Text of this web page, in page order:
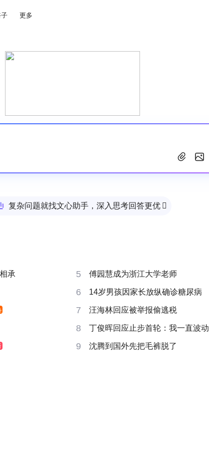
更多
复杂问题就找文心助手，深入思考回答更优 
承 5 傅园慧成为浙江大学老师
6 14岁男孩因家长放纵确诊糖尿病
7 汪海林回应被举报偷逃税
8 丁俊晖回应止步首轮：我一直波动很大
9 沈腾到国外先把毛裤脱了